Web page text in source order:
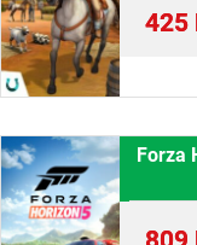
425
Forza